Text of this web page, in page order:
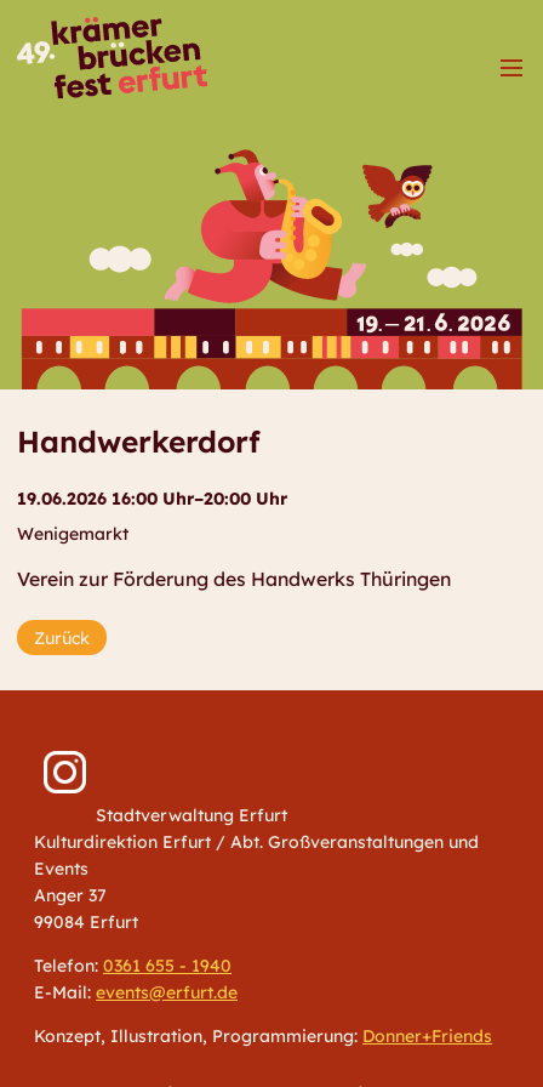
Menü
Handwerkerdorf
19.06.2026 16:00 Uhr–20:00 Uhr
Wenigemarkt
Verein zur Förderung des Handwerks Thüringen
Zurück
Stadtverwaltung Erfurt
Kulturdirektion Erfurt / Abt. Großveranstaltungen und
Events
Anger 37
99084 Erfurt
Telefon: 0361 655 - 1940
E-Mail: events@erfurt.de
Konzept, Illustration, Programmierung: Donner+Friends